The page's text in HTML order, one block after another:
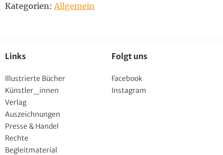
Kategorien: Allgemein
Links
Illustrierte Bücher
Künstler_innen
Verlag
Auszeichnungen
Presse & Handel
Rechte
Begleitmaterial
Folgt uns
Facebook
Instagram